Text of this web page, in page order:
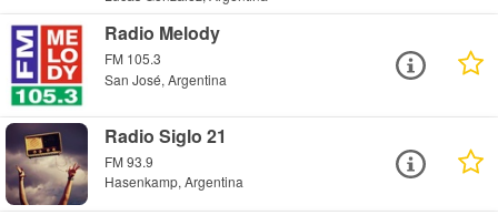
Radio Melody
FM 105.3
San José, Argentina
Radio Siglo 21
FM 93.9
Hasenkamp, Argentina